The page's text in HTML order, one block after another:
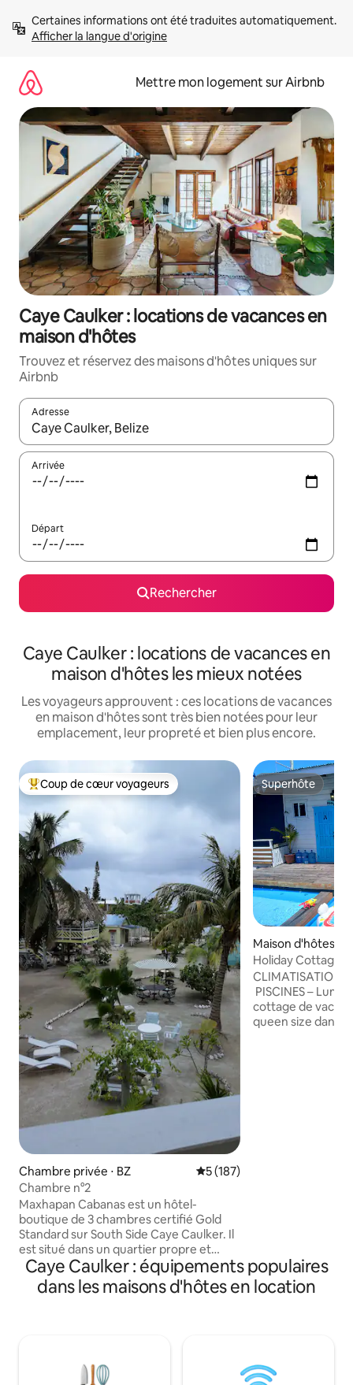
directement
Afficher la langue d'origine
Mettre mon logement sur Airbnb
Caye Caulker : locations de vacances en
maison d'hôtes
Trouvez et réservez des maisons d'hôtes uniques sur
Airbnb
Adresse
Lorsque les résultats s'affichent, utilisez les flèches vers le
Arrivée
Départ
Rechercher
Caye Caulker : locations de vacances en
maison d'hôtes les mieux notées
Les voyageurs approuvent : ces locations de vacances
en maison d'hôtes sont très bien notées pour leur
emplacement, leur propreté et bien plus encore.
Coups de cœur voyageurs les plus appréciés
Coup de cœur voyageurs
Chambre privée ⋅ BZ Évaluation moyenne sur la
5 (187)
Chambre n°2
Maxhapan Cabanas est un hôtel-
boutique de 3 chambres certifié Gold
Standard sur South Side Caye Caulker. Il
est situé dans un quartier propre et
sécurisé et est accessible à pied de
toutes les installations nécessaires.
Chaque chambre dispose de 2 lits
four à micro-ondes, d'une table et de
Superhôte
Superhôte
Maison d'hôtes ⋅
r
Holiday Cottage
Poolhouse A
CLIMATISATION –
PISCINES –
cottage de
queen size dans
Caye Caulker : équipements populaires
dans les maisons d'hôtes en location